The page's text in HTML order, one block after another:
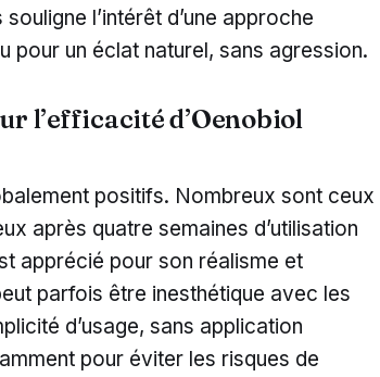
l’intérêt d’une approche
pour un éclat naturel, sans agression.
l’efficacité d’Oenobiol
positifs. Nombreux sont ceux
après quatre semaines d’utilisation
apprécié pour son réalisme et
parfois être inesthétique avec les
d’usage, sans application
pour éviter les risques de